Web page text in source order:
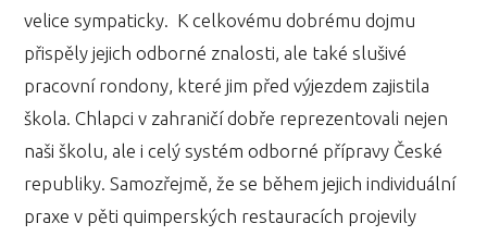
velice sympaticky. K celkovému dobrému dojmu
přispěly jejich odborné znalosti, ale také slušivé
pracovní rondony, které jim před výjezdem zajistila
škola. Chlapci v zahraničí dobře reprezentovali nejen
naši školu, ale i celý systém odborné přípravy České
republiky. Samozřejmě, že se během jejich individuální
praxe v pěti quimperských restauracích projevily